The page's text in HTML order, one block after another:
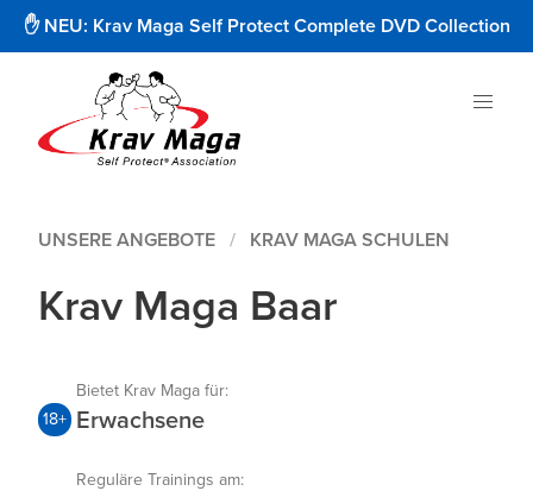
✋ NEU: Krav Maga Self Protect Complete DVD Collection
UNSERE ANGEBOTE KRAV MAGA SCHULEN
Krav Maga Baar
Bietet Krav Maga für:
18+ Erwachsene
Reguläre Trainings am: